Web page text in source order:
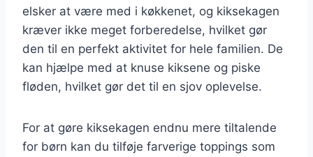
elsker at være med i køkkenet, og kiksekagen
kræver ikke meget forberedelse, hvilket gør
den til en perfekt aktivitet for hele familien. De
kan hjælpe med at knuse kiksene og piske
fløden, hvilket gør det til en sjov oplevelse.
For at gøre kiksekagen endnu mere tiltalende
for børn kan du tilføje farverige toppings som